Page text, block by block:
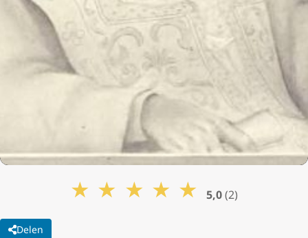
★ ★ ★ ★ ★ 5,0(2)
Delen